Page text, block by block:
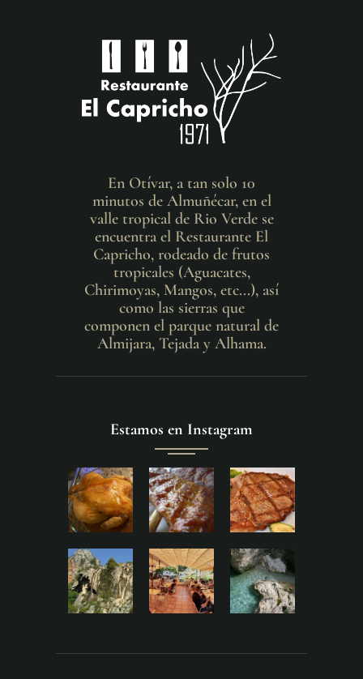
En Otívar, a tan solo 10
minutos de Almuñécar, en el
valle tropical de Rio Verde se
encuentra el Restaurante El
Capricho, rodeado de frutos
tropicales (Aguacates,
Chirimoyas, Mangos, etc...), así
como las sierras que
componen el parque natural de
Almijara, Tejada y Alhama.
Estamos en Instagram